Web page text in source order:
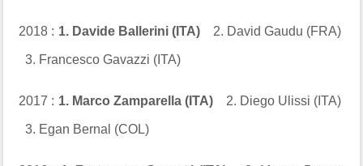
2018 : 1. Davide Ballerini (ITA)2. David Gaudu (FRA)
3. Francesco Gavazzi (ITA)
2017 : 1. Marco Zamparella (ITA) 2. Diego Ulissi (ITA)
3. Egan Bernal (COL)